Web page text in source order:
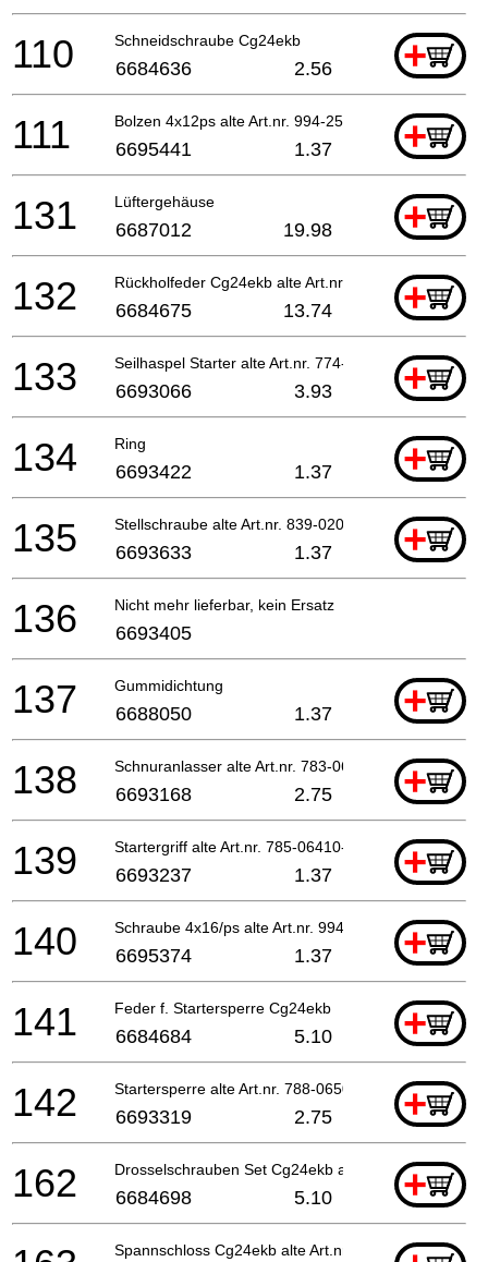
Schneidschraube Cg24ekb +
110 6684636 2.56
Bolzen 4x12ps alte Art.nr. 994-25040-128+
111 6695441 1.37
Lüftergehäuse +
131 6687012 19.98
Rückholfeder Cg24ekb alte Art.nr. 783-0720f-20 Ti
+
132 6684675 13.74
Seilhaspel Starter alte Art.nr. 774-06097-20+
133 6693066 3.93
Ring +
134 6693422 1.37
Stellschraube alte Art.nr. 839-02010-20 Till 7.20
+
135 6693633 1.37
Nicht mehr lieferbar, kein Ersatz
136 6693405
Gummidichtung +
137 6688050 1.37
Schnuranlasser alte Art.nr. 783-06097-20 Till 7.2
+
138 6693168 2.75
Startergriff alte Art.nr. 785-06410-20 +
139 6693237 1.37
Schraube 4x16/ps alte Art.nr. 994-15040-162
+
140 6695374 1.37
Feder f. Startersperre Cg24ekb +
141 6684684 5.10
Startersperre alte Art.nr. 788-06500-20 +
142 6693319 2.75
Drosselschrauben Set Cg24ekb alte Art.nr. 548-251
+
162 6684698 5.10
Spannschloss Cg24ekb alte Art.nr. 539-25120-20